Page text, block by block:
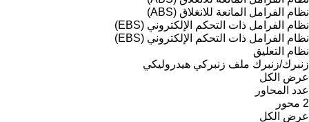
نظام الفرامل المانعة للانغلاق (ABS)
نظام الفرامل ذات التحكم الإلكتروني (EBS)
نظام الفرامل ذات التحكم الإلكتروني (EBS)
نظام التعليق
زنبرك/زنبرك ملف زنبركي هيدروليكي
عرض الكل
عدد المحاور
2 محور
عرض الكل